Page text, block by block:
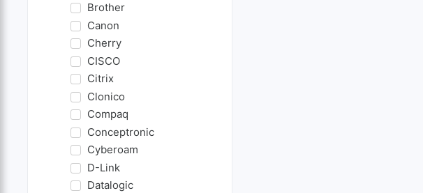
Brother
Canon
Cherry
CISCO
Citrix
Clonico
Compaq
Conceptronic
Cyberoam
D-Link
Datalogic